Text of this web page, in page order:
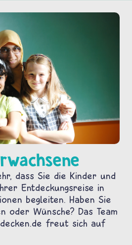
dass Sie die Kinder und
Entdeckungsreise in
begleiten. Haben Sie
oder Wünsche? Das Team
freut sich auf